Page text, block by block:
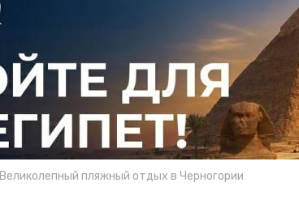
Великолепный пляжный отдых в Черногории